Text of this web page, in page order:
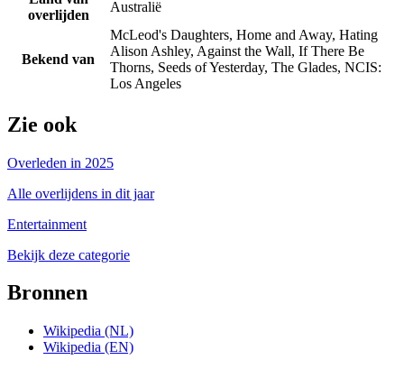
overlijden
Australië
Bekend van
McLeod's Daughters, Home and Away, Hating
Alison Ashley, Against the Wall, If There Be
Thorns, Seeds of Yesterday, The Glades, NCIS:
Los Angeles
Zie ook
Overleden in 2025
Alle overlijdens in dit jaar
Entertainment
Bekijk deze categorie
Bronnen
Wikipedia (NL)
Wikipedia (EN)